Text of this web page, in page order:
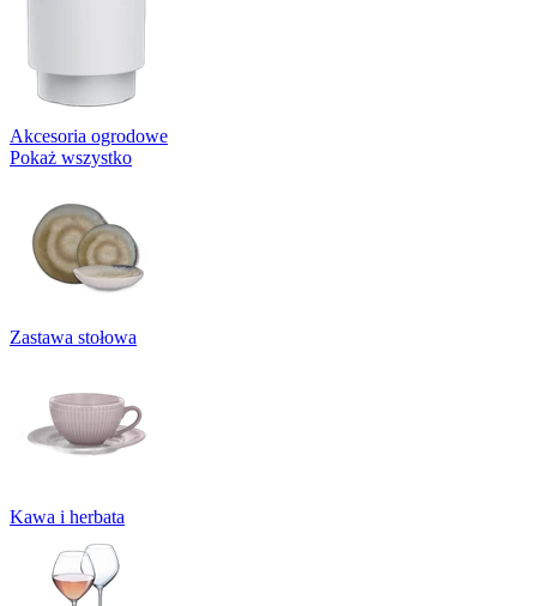
Akcesoria ogrodowe
Pokaż wszystko
Zastawa stołowa
Kawa i herbata